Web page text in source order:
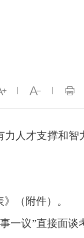
人才支撑和智
（附件）。
一议”直接面谈